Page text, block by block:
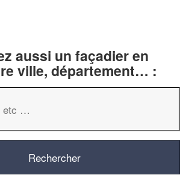
aussi un façadier en
ville, département… :